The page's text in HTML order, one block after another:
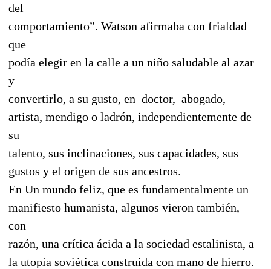
del
comportamiento”. Watson afirmaba con frialdad
que
podía elegir en la calle a un niño saludable al azar
y
convertirlo, a su gusto, en doctor, abogado,
artista, mendigo o ladrón, independientemente de
su
talento, sus inclinaciones, sus capacidades, sus
gustos y el origen de sus ancestros.
En Un mundo feliz, que es fundamentalmente un
manifiesto humanista, algunos vieron también,
con
razón, una crítica ácida a la sociedad estalinista, a
la utopía soviética construida con mano de hierro.